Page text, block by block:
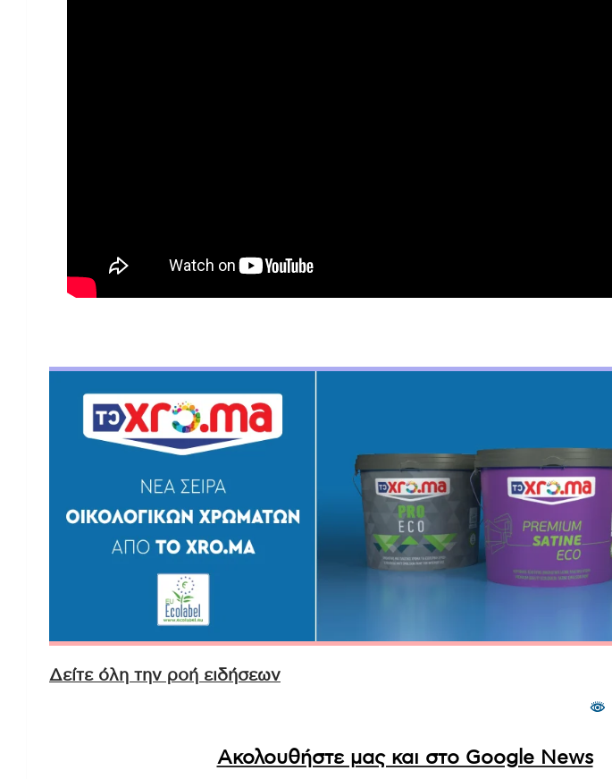
Δείτε όλη την ροή ειδήσεων
Ακολουθήστε μας και στο Google News